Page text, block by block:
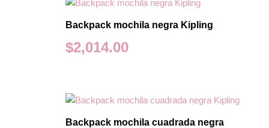
Backpack mochila negra Kipling
$2,014.00
Backpack mochila cuadrada negra